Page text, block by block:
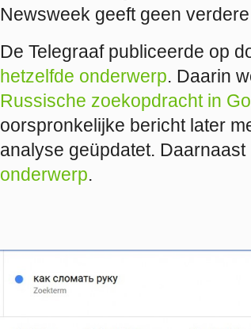
Newsweek geeft geen
De Telegraaf publiceerde op
hetzelfde onderwerp. Daarin
Russische zoekopdracht in
oorspronkelijke bericht later
analyse geüpdatet.
onderwerp.